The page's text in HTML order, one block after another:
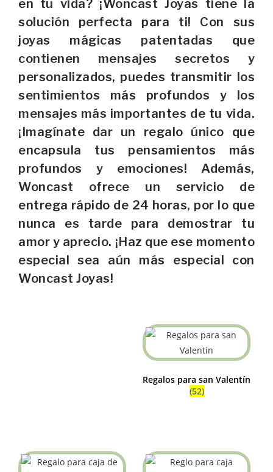
en tu vida? ¡Woncast Joyas tiene la
solución perfecta para ti! Con sus
joyas mágicas patentadas que
contienen mensajes secretos y
personalizados, puedes transmitir los
sentimientos más profundos y los
mensajes más importantes de tu vida.
¡Imagínate dar un regalo único que
encapsula tus pensamientos más
profundos y emociones! Además,
Woncast ofrece un servicio de
entrega rápido de 24 horas, por lo que
nunca es tarde para demostrar tu
amor y aprecio. ¡Haz que ese momento
especial sea aún más especial con
Woncast Joyas!
Regalos para san Valentín
(52)